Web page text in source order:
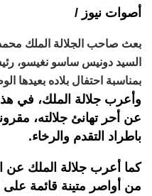
أصوات نيوز /
بعث صاحب الجلالة الملك
السيد دونيس ساسو نغيسو،
بمناسبة احتفال بلاده بعيدها
وأعرب جلالة الملك، في
عن أحر تهانئ جلالته،
باطراد التقدم والرخاء.
كما أعرب جلالة الملك عن
من أواصر متينة قائمة على